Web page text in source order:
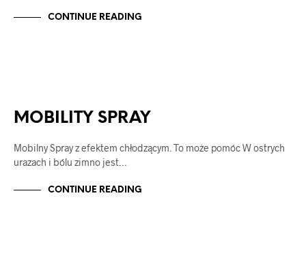
CONTINUE READING
MOBILITY SPRAY
Mobilny Spray z efektem chłodzącym. To może pomóc W ostrych
urazach i bólu zimno jest…
CONTINUE READING